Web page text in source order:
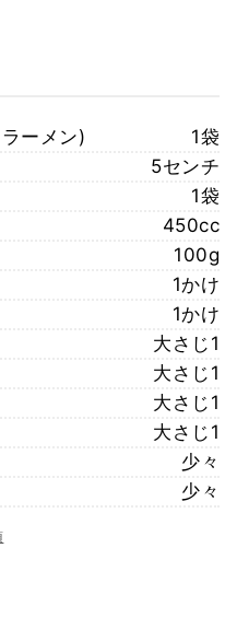
ーメン)
1袋
5センチ
1袋
450cc
100g
1かけ
1かけ
大さじ1
大さじ1
大さじ1
大さじ1
少々
少々